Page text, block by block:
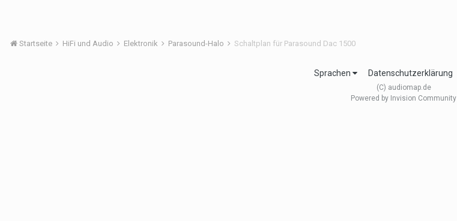
Startseite HiFi und Audio Elektronik Parasound-Halo Schaltplan für Parasound Dac 1500
Sprachen Datenschutzerklärung
(C) audiomap.de
Powered by Invision Community